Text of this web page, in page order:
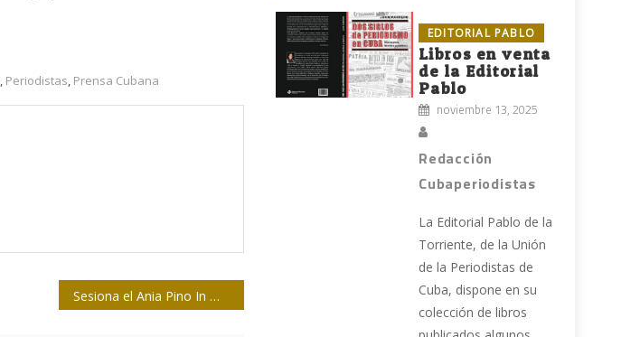
, Periodistas, Prensa Cubana
Sesiona el Ania Pino In Memoriam en San José de Las Lajas
EDITORIAL PABLO
Libros en venta
de la Editorial
Pablo
noviembre 13, 2025
Redacción
Cubaperiodistas
La Editorial Pablo de la
Torriente, de la Unión
de la Periodistas de
Cuba, dispone en su
colección de libros